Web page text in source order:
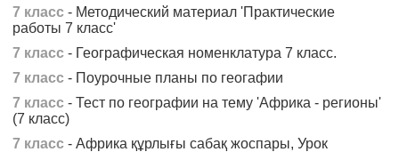
7 класс - Методический материал 'Практические
работы 7 класс'
7 класс - Географическая номенклатура 7 класс.
7 класс - Поурочные планы по геогафии
7 класс - Тест по географии на тему 'Африка - регионы'
(7 класс)
7 класс - Африка құрлығы сабақ жоспары, Урок